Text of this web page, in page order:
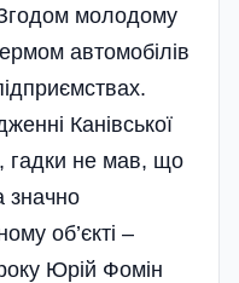
Згодом молодому
автомобілів
Канівської
гадки не мав, що
значно
об’єкті –
Юрій Фомін